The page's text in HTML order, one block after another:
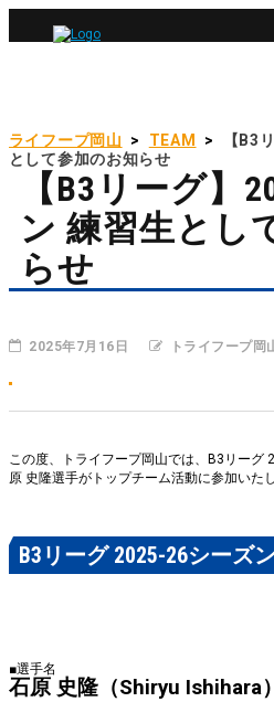
ライフープ岡山 > TEAM >
【B3
として参加のお知らせ
【B3リーグ】
ン 練習生とし
らせ
2025年7月16日 トライフープ岡
この度、トライフープ岡山では、B3リーグ
原 史隆選手がトップチーム活動に参加いたし
B3リーグ 2025-26シー
■選手名
石原 史隆（Shiryu Ishihara）